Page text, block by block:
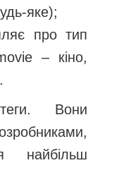
яке);
про тип
– кіно,
Вони
найбільш